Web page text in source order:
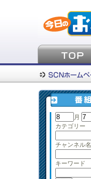
月
カテゴリー
チャンネル名
キーワード